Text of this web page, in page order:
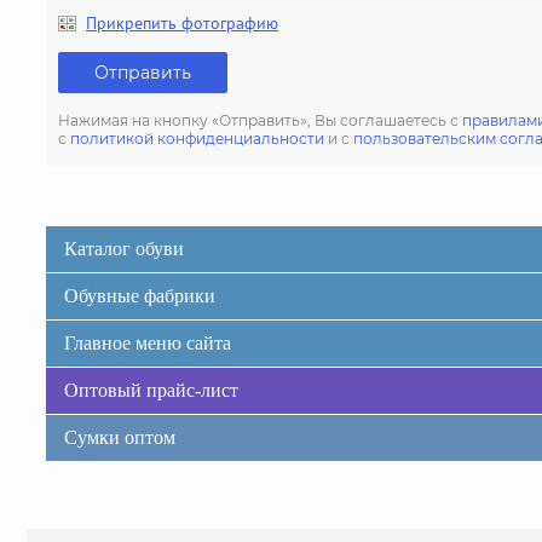
Прикрепить фотографию
Отправить
Нажимая на кнопку «Отправить», Вы соглашаетесь с
с политикой конфиденциальности и с пользовательским
Каталог обуви
Обувные фабрики
Главное меню сайта
Оптовый прайс-лист
Сумки оптом